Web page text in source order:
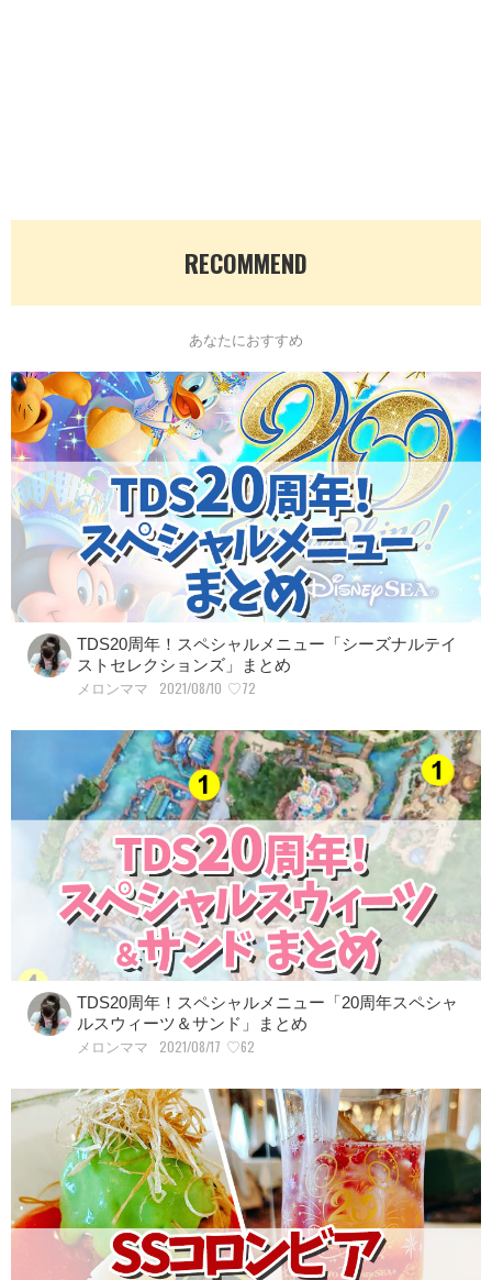
RECOMMEND
あなたにおすすめ
TDS20周年！スペシャルメニュー「シーズナルテイ
ストセレクションズ」まとめ
メロンママ 2021/08/10 ♡72
TDS20周年！スペシャルメニュー「20周年スペシャ
ルスウィーツ＆サンド」まとめ
メロンママ 2021/08/17 ♡62